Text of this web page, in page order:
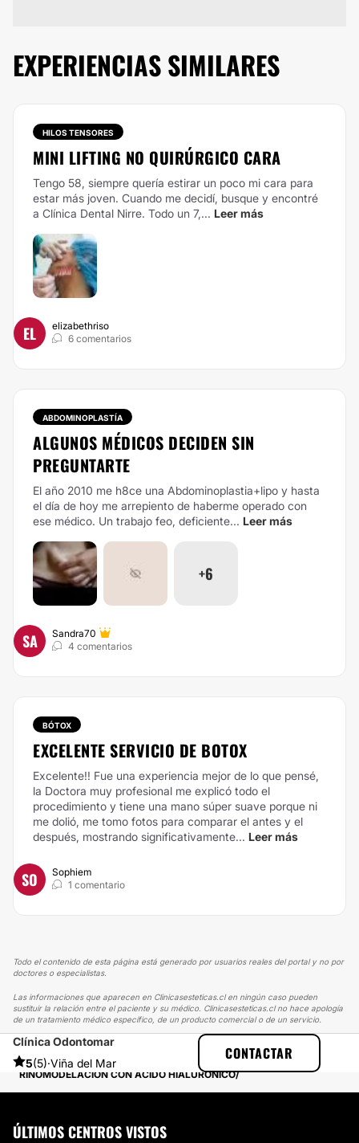
EXPERIENCIAS SIMILARES
HILOS TENSORES
MINI LIFTING NO QUIRÚRGICO CARA
Tengo 58, siempre quería estirar un poco mi cara para
estar más joven. Cuando me decidí, busque y encontré
a Clínica Dental Nirre. Todo un 7,... Leer más
EL
elizabethriso
6 comentarios
ABDOMINOPLASTÍA
ALGUNOS MÉDICOS DECIDEN SIN
PREGUNTARTE
El año 2010 me h8ce una Abdominoplastia+lipo y hasta
el día de hoy me arrepiento de haberme operado con
ese médico. Un trabajo feo, deficiente... Leer más
+6
SA
Sandra70
4 comentarios
BÓTOX
EXCELENTE SERVICIO DE BOTOX
Excelente!! Fue una experiencia mejor de lo que pensé,
la Doctora muy profesional me explicó todo el
procedimiento y tiene una mano súper suave porque ni
me dolió, me tomo fotos para comparar el antes y el
después, mostrando significativamente... Leer más
SO
Sophiem
1 comentario
Todo el contenido de esta página está generado por usuarios reales del portal y no por
doctores o especialistas.
Las informaciones que aparecen en Clinicasesteticas.cl en ningún caso pueden
sustituir la relación entre el paciente y su médico. Clinicasesteticas.cl no hace apología
de un tratamiento médico específico, de un producto comercial o de un servicio.
Clínica Odontomar
5(5)·Viña del Mar
CONTACTAR
CLINICASESTETICAS
EXPERIENCIAS SOBRE ÁCIDO HIALURÓNICO
RINOMODELACION CON ÁCIDO HIALURÓNICO
ÚLTIMOS CENTROS VISTOS